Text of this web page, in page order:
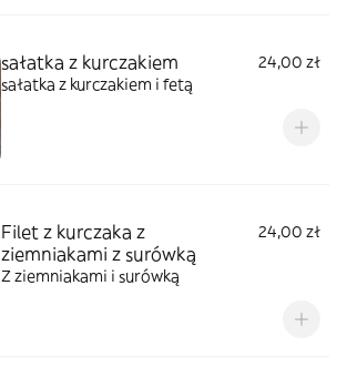
sałatka z kurczakiem
24,00 zł
sałatka z kurczakiem i fetą
Filet z kurczaka z
ziemniakami z surówką
24,00 zł
Z ziemniakami i surówką